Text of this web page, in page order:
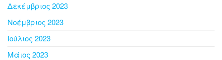
Δεκέμβριος 2023
Νοέμβριος 2023
Ιούλιος 2023
Μάιος 2023